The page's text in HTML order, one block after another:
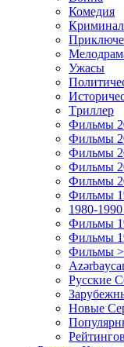
Комедия
Криминал
Ужасы
Tриллер
Фильмы
Фильмы
Фильмы
Фильмы
Фильмы
Фильмы
1980-
Фильмы
Фильмы
Фильмы
Русские
Новые